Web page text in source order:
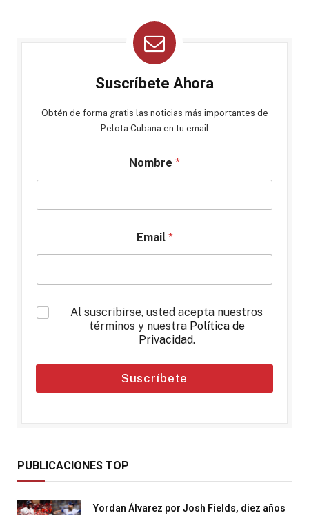
Suscríbete Ahora
Obtén de forma gratis las noticias más importantes de
Pelota Cubana en tu email
Nombre *
Email *
*
Al suscribirse, usted acepta nuestros
términos y nuestra Política de
Privacidad.
Suscríbete
PUBLICACIONES TOP
Yordan Álvarez por Josh Fields, diez años